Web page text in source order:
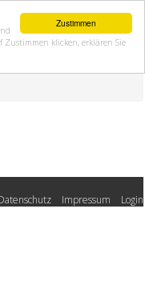
Zustimmen
Zustimmen klicken, erklären Sie
Impressum Login